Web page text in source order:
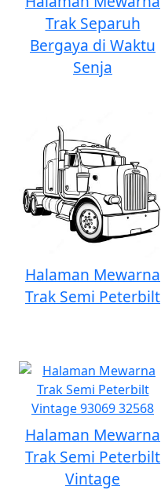
Trak Separuh
Bergaya di Waktu
Senja
Halaman Mewarna
Trak Semi Peterbilt
Halaman Mewarna
Trak Semi Peterbilt
Vintage